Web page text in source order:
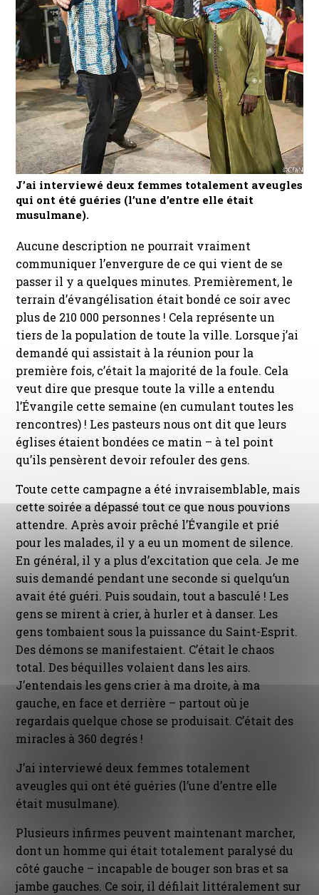
J’ai interviewé deux femmes totalement aveugles
qui ont été guéries (l’une d’entre elle était
musulmane).
Aucune description ne pourrait vraiment
communiquer l’envergure de ce qui vient de se
passer il y a quelques minutes. Premièrement, le
terrain d’évangélisation était bondé ce soir avec
plus de 210 000 personnes ! Cela représente un
tiers de la population de toute la ville. Lorsque j’ai
demandé qui assistait à la réunion pour la
première fois, c’était la majorité de la foule. Cela
veut dire que presque toute la ville a entendu
l’Évangile cette semaine (en cumulant toutes les
rencontres) ! Les pasteurs nous ont dit que leurs
églises étaient bondées ce matin – à tel point
qu’ils pensèrent devoir refouler des gens.
Toute cette campagne a été invraisemblable, mais
cette soirée a dépassé tout ce que nous pouvions
attendre. Après avoir prêché l’Évangile et prié
pour les malades, il y a eu un moment de silence.
En général, il y a plus d’excitation que cela. Je me
suis demandé pendant une seconde si quelqu’un
avait été guéri. Puis soudain, tout a basculé ! Les
gens se mirent à crier, à hurler et à danser. Les
gens tombaient sous la puissance du Saint-Esprit.
Des démons se manifestaient. C’était le chaos
total. Des béquilles volaient dans les airs.
J’entendais les gens crier à ma droite, à ma
gauche, en face et derrière – partout où je
regardais quelque chose se produisait. C’était des
miracles à 360 degrés !
J’ai interviewé deux femmes totalement
aveugles qui ont été guéries (l’une d’entre elle
était musulmane).
Plusieurs infirmes peuvent maintenant marcher,
dont un homme qui était totalement paralysé du
côté gauche – incapable de bouger son bras et sa
jambe gauches. Ce soir, il défilait littéralement sur